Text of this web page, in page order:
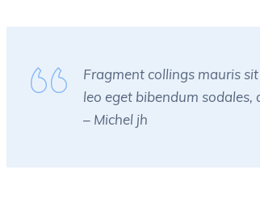
Fragment collings mauris
leo eget bibendum sodales,
– Michel jh